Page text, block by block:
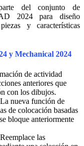
del conjunto de
2024 para diseño
y características
y Mechanical 2024
de actividad
anteriores que
con los dibujos.
La nueva función de
de colocación basadas
bloque anteriormente
Reemplace las